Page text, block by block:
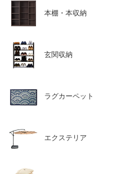
本棚・本収納
玄関収納
ラグカーペット
エクステリア